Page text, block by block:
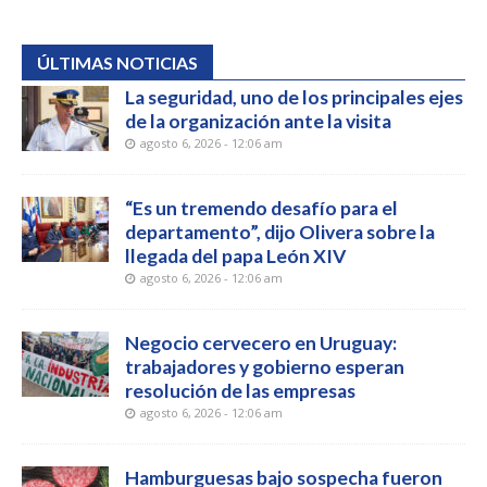
ÚLTIMAS NOTICIAS
La seguridad, uno de los principales ejes
de la organización ante la visita
agosto 6, 2026 - 12:06 am
“Es un tremendo desafío para el
departamento”, dijo Olivera sobre la
llegada del papa León XIV
agosto 6, 2026 - 12:06 am
Negocio cervecero en Uruguay:
trabajadores y gobierno esperan
resolución de las empresas
agosto 6, 2026 - 12:06 am
Hamburguesas bajo sospecha fueron